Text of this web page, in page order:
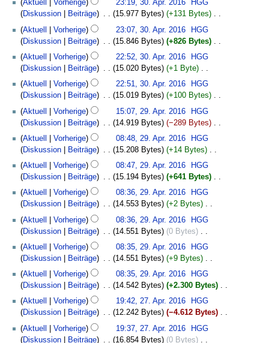
n
g
s
u
n
g
a
s
u
n
g
a
m
m
e
n
f
s
s
u
n
g
u
a
m
m
e
n
f
s
s
u
n
g
g
s
z
u
a
m
m
e
n
f
s
s
u
n
g
u
g
s
z
u
s
a
m
m
e
n
f
s
s
u
n
g
e
i
t
u
g
s
z
u
a
m
m
e
n
f
s
s
u
n
g
r
b
e
i
t
u
g
s
z
u
a
m
m
e
n
f
s
s
u
n
g
e
r
b
e
i
t
u
g
s
z
u
a
m
m
e
n
f
s
s
u
n
g
n
e
B
e
r
b
e
i
t
u
g
s
z
u
s
a
m
m
e
n
f
s
s
u
n
g
e
n
e
B
e
r
b
e
i
t
u
g
s
z
u
a
m
m
e
n
f
s
s
u
n
Aktuell Vorherige 23:19, 30. Apr. 2016
HGG
Diskussion
Beiträge 15.977 Bytes +131 Bytes ‎
K
e
n
e
B
e
r
b
e
i
t
u
g
s
z
u
a
m
m
e
n
f
s
Aktuell Vorherige 23:07, 30. Apr. 2016
HGG
Diskussion
Beiträge 15.846 Bytes +826 Bytes ‎
K
e
n
e
B
e
r
b
e
i
t
u
g
s
z
u
a
m
m
e
n
f
Aktuell Vorherige 22:52, 30. Apr. 2016
HGG
Diskussion
Beiträge 15.020 Bytes +1 Byte ‎
K
e
n
e
B
e
r
b
e
i
t
u
g
s
z
u
s
a
m
m
e
Aktuell Vorherige 22:51, 30. Apr. 2016
HGG
Diskussion
Beiträge 15.019 Bytes +100 Bytes ‎
K
e
n
e
B
e
r
b
e
i
t
u
g
s
z
u
a
April
2016
Aktuell Vorherige 15:07, 29. Apr. 2016
HGG
Diskussion
Beiträge 14.919 Bytes −289 Bytes ‎
K
e
n
e
B
e
r
b
e
i
t
u
g
s
z
u
Aktuell Vorherige 08:48, 29. Apr. 2016
HGG
Diskussion
Beiträge 15.208 Bytes +14 Bytes ‎
K
e
n
e
B
e
r
b
e
i
t
u
g
Aktuell Vorherige 08:47, 29. Apr. 2016
HGG
Diskussion
Beiträge 15.194 Bytes +641 Bytes ‎
K
e
n
e
B
e
r
b
e
i
t
u
Aktuell Vorherige 08:36, 29. Apr. 2016
HGG
Diskussion
Beiträge 14.553 Bytes +2 Bytes ‎
K
e
n
e
B
e
r
b
e
i
Aktuell Vorherige 08:36, 29. Apr. 2016
HGG
Diskussion
Beiträge 14.551 Bytes 0 Bytes ‎
K
e
n
e
B
e
r
Aktuell Vorherige 08:35, 29. Apr. 2016
HGG
Diskussion
Beiträge 14.551 Bytes +9 Bytes ‎
K
e
n
e
B
e
Aktuell Vorherige 08:35, 29. Apr. 2016
HGG
Diskussion
Beiträge 14.542 Bytes +2.300 Bytes ‎
K
e
n
27.
April
Aktuell Vorherige 19:42, 27. Apr. 2016
HGG
Diskussion
Beiträge 12.242 Bytes −4.612 Bytes ‎
K
e
Aktuell Vorherige 19:37, 27. Apr. 2016
HGG
Diskussion
Beiträge 16.854 Bytes 0 Bytes ‎